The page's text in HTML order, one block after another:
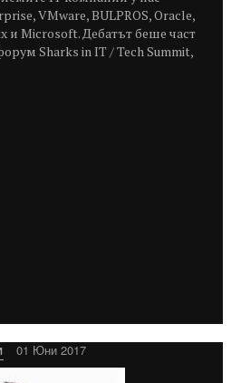
VMware, BULPROS, Oracle,
и Microsoft. Дебатът беше част
Sharks in IT / Tech Summit,
01 Юни 2017